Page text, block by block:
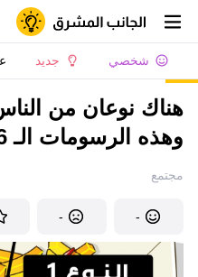
شخصي جديد
هناك نوعان من
وهذه الرسومات الـ 16 تثبت ذلك!
مجتمع
-
-